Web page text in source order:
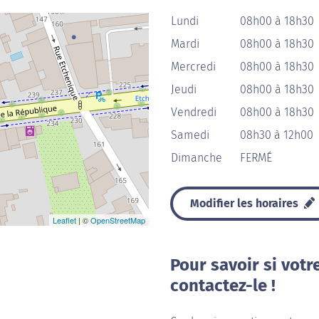
Leaflet | ©OpenStreetMap
Lundi
08h00 à 18h30
Mardi
08h00 à 18h30
Mercredi
08h00 à 18h30
Jeudi
08h00 à 18h30
Vendredi
08h00 à 18h30
Samedi
08h30 à 12h00
Dimanche
FERMÉ
Modifier les horaires
Pour savoir si
contactez-le !